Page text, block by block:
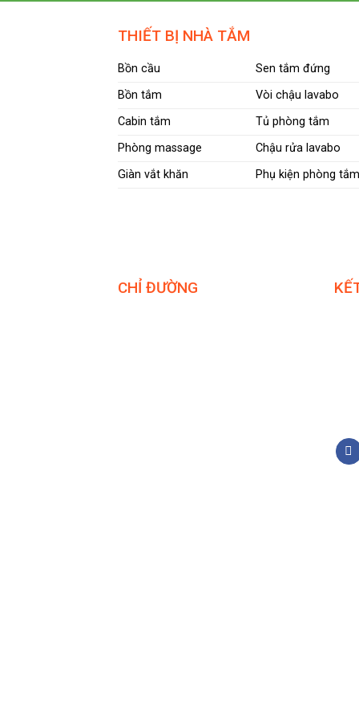
THIẾT BỊ NHÀ TẮM
Bồn cầu
Sen tắm đứng
Bồn tắm
Vòi chậu lavabo
Cabin tắm
Tủ phòng tắm
Phòng massage
Chậu rửa lavabo
Giàn vắt khăn
Phụ kiện phòng tắm
CHỈ ĐƯỜNG